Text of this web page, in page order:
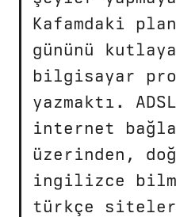
Kafamdaki
gününü
bilgisayar
yazmaktı.
internet
üzerinden,
ingilizce
türkçe